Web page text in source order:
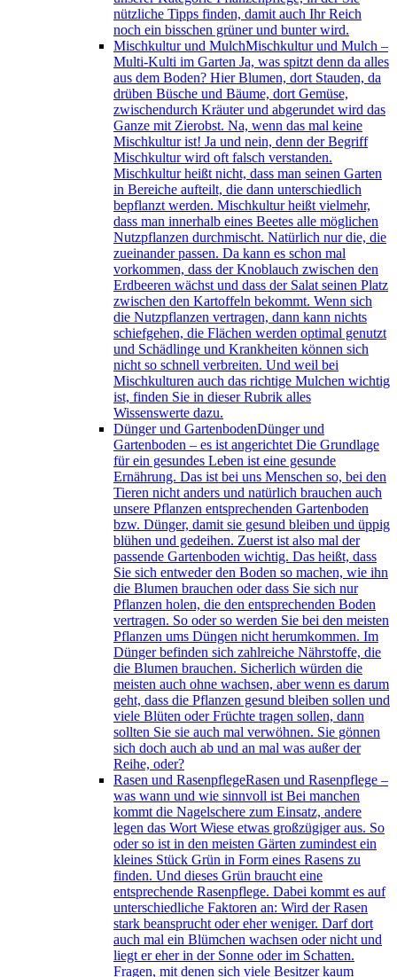
nützliche Tipps finden, damit auch Ihr Reich
noch ein bisschen grüner und bunter wird.
Mischkultur und MulchMischkultur und Mulch –
Multi-Kulti im Garten Ja, was spitzt denn da alles
aus dem Boden? Hier Blumen, dort Stauden, da
drüben Büsche und Bäume, dort Gemüse,
zwischendurch Kräuter und abgerundet wird das
Ganze mit Zierobst. Na, wenn das mal keine
Mischkultur ist! Ja und nein, denn der Begriff
Mischkultur wird oft falsch verstanden.
Mischkultur heißt nicht, dass man seinen Garten
in Bereiche aufteilt, die dann unterschiedlich
bepflanzt werden. Mischkultur heißt vielmehr,
dass man innerhalb eines Beetes alle möglichen
Nutzpflanzen durchmischt. Natürlich nur die, die
zueinander passen. Da kann es schon mal
vorkommen, dass der Knoblauch zwischen den
Erdbeeren wächst und dass der Salat seinen Platz
zwischen den Kartoffeln bekommt. Wenn sich
die Nutzpflanzen vertragen, dann kann nichts
schiefgehen, die Flächen werden optimal genutzt
und Schädlinge und Krankheiten können sich
nicht so schnell verbreiten. Und weil bei
Mischkulturen auch das richtige Mulchen wichtig
ist, finden Sie in dieser Rubrik alles
Wissenswerte dazu.
Dünger und GartenbodenDünger und
Gartenboden – es ist angerichtet Die Grundlage
für ein gesundes Leben ist eine gesunde
Ernährung. Das ist bei uns Menschen so, bei den
Tieren nicht anders und natürlich brauchen auch
unsere Pflanzen entsprechenden Gartenboden
bzw. Dünger, damit sie gesund bleiben und üppig
blühen und gedeihen. Zuerst ist also mal der
passende Gartenboden wichtig. Das heißt, dass
Sie sich entweder den Boden so machen, wie ihn
die Blumen brauchen oder dass Sie sich nur
Pflanzen holen, die den entsprechenden Boden
vertragen. So oder so werden Sie bei den meisten
Pflanzen ums Düngen nicht herumkommen. Im
Dünger befinden sich zahlreiche Nährstoffe, die
die Blumen brauchen. Sicherlich würden die
meisten auch ohne wachsen, aber wenn es darum
geht, dass die Pflanzen gesund bleiben sollen und
viele Blüten oder Früchte tragen sollen, dann
sollten Sie sie auch mal verwöhnen. Sie gönnen
sich doch auch ab und an mal was außer der
Reihe, oder?
Rasen und RasenpflegeRasen und Rasenpflege –
was wann und wie sinnvoll ist Bei manchen
kommt die Nagelschere zum Einsatz, andere
legen das Wort Wiese etwas großzügiger aus. So
oder so ist in den meisten Gärten zumindest ein
kleines Stück Grün in Form eines Rasens zu
finden. Und dieses Grün braucht eine
entsprechende Rasenpflege. Dabei kommt es auf
unterschiedliche Faktoren an: Wird der Rasen
stark beansprucht oder eher weniger. Darf dort
auch mal ein Blümchen wachsen oder nicht und
liegt er eher in der Sonne oder im Schatten.
Fragen, mit denen sich viele Besitzer kaum